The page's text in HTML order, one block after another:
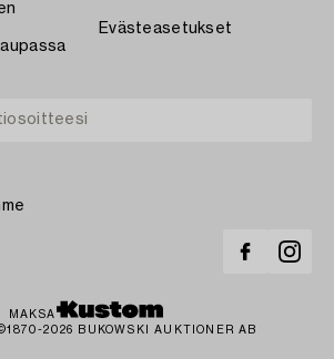
Evästeasetukset
MAKSA
2026 BUKOWSKI AUKTIONER AB